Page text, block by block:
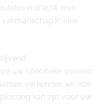
met
in elke
uw specifieke wensen
verkennen we hoe
kan zijn voor uw